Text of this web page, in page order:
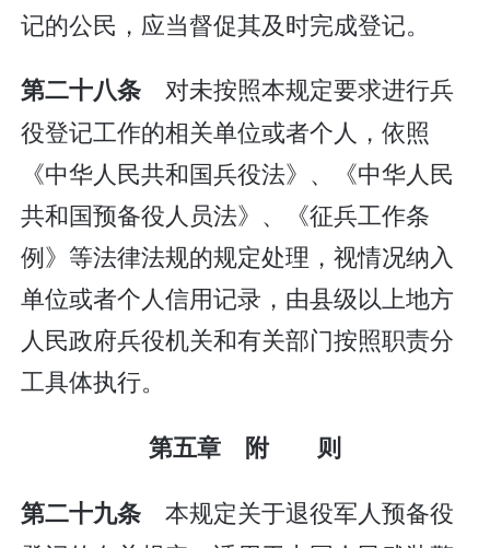
记的公民，应当督促其及时完成登记。
第二十八条对未按照本规定要求进行兵
役登记工作的相关单位或者个人，依照
《中华人民共和国兵役法》、《中华人民
共和国预备役人员法》、《征兵工作条
例》等法律法规的规定处理，视情况纳入
单位或者个人信用记录，由县级以上地方
人民政府兵役机关和有关部门按照职责分
工具体执行。
第五章 附 则
第二十九条 本规定关于退役军人预备役